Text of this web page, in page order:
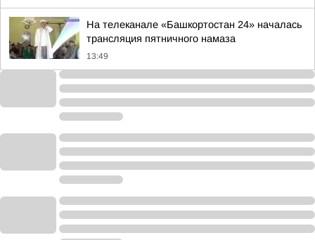
На телеканале «Башкортостан 24» началась
трансляция пятничного намаза
13:49